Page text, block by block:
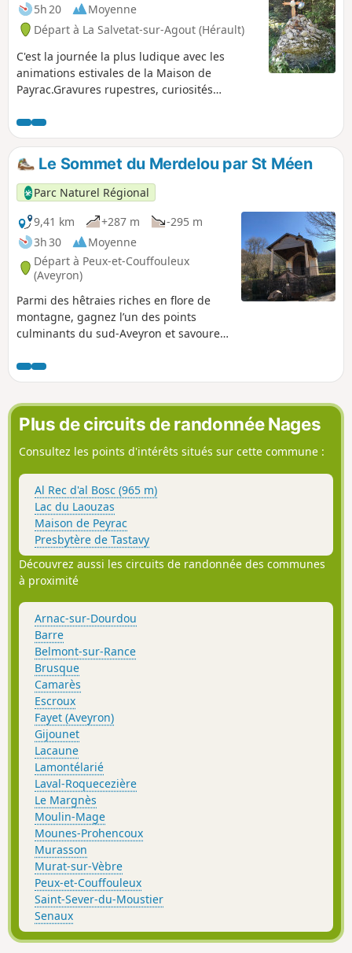
5h 20
Moyenne
Départ à La Salvetat-sur-Agout (Hérault)
C'est la journée la plus ludique avec les
animations estivales de la Maison de
Payrac.Gravures rupestres, curiosités
chemin.Les bords du Lac de Laouzas offrent
de jolis coins de pique-nique, et son eau
limpide pour un p'tit plouf rafraîchissant.
Le Sommet du Merdelou par St Méen
Parc Naturel Régional
9,41 km
+287 m
-295 m
3h 30
Moyenne
Départ à Peux-et-Couffouleux
(Aveyron)
Parmi des hêtraies riches en flore de
montagne, gagnez l’un des points
culminants du sud-Aveyron et savourez
Lacaune et, par temps clair, sur les
Pyrénées Depuis Saint-Méen, lieu de
pèlerinage et berceau de la source du
Rance, rejoignez le sommet du
Merdelou (1 100m) à travers un paysage
de taillis, de forêts et de pelouses
efforts : un panorama de toute beauté
qui s’étend jusqu’aux hauts plateaux de
l’Espinouse et du Somail, table
d’orientation à l’appui !
Plus de circuits de randonnée Nages
Consultez les points d'intérêts situés sur cette commune :
Al Rec d'al Bosc (965 m)
Lac du Laouzas
Maison de Peyrac
Presbytère de Tastavy
Découvrez aussi les circuits de randonnée des communes
à proximité
Arnac-sur-Dourdou
Barre
Belmont-sur-Rance
Brusque
Camarès
Escroux
Fayet (Aveyron)
Gijounet
Lacaune
Lamontélarié
Laval-Roquecezière
Le Margnès
Moulin-Mage
Mounes-Prohencoux
Murasson
Murat-sur-Vèbre
Peux-et-Couffouleux
Saint-Sever-du-Moustier
Senaux